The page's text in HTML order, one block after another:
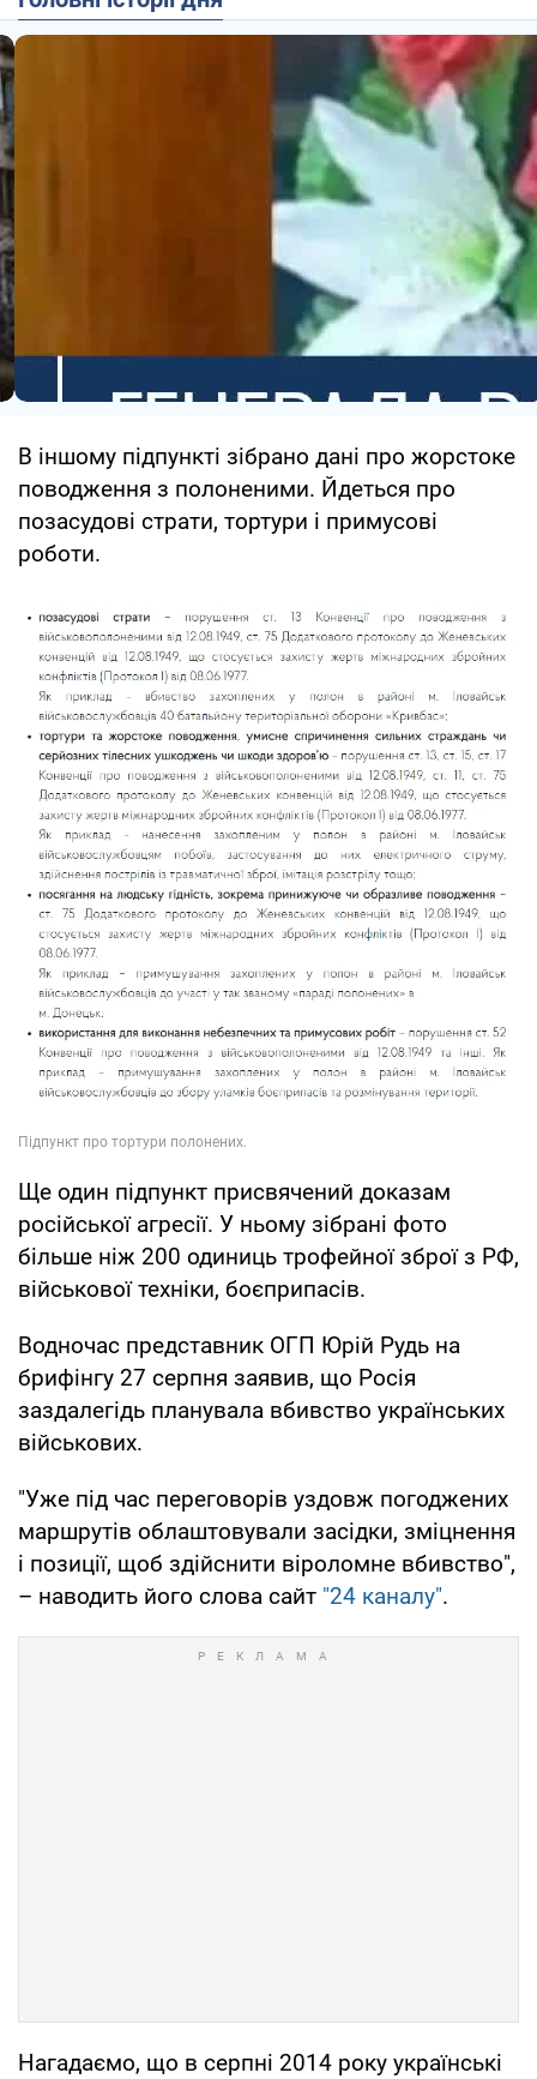
В іншому підпункті зібрано дані про жорстоке
поводження з полоненими. Йдеться про
позасудові страти, тортури і примусові
роботи.
Ще один підпункт присвячений доказам
російської агресії. У ньому зібрані фото
більше ніж 200 одиниць трофейної зброї з РФ,
військової техніки, боєприпасів.
Водночас представник ОГП Юрій Рудь на
брифінгу 27 серпня заявив, що Росія
заздалегідь планувала вбивство українських
військових.
"Уже під час переговорів уздовж погоджених
маршрутів облаштовували засідки, зміцнення
і позиції, щоб здійснити віроломне вбивство",
– наводить його слова сайт "24 каналу".
Нагадаємо, що в серпні 2014 року українські